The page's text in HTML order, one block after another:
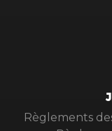
Règlements